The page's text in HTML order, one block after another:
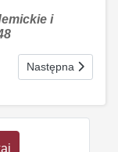
i
Następna strona:
Następna